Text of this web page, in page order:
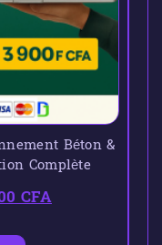
Béton &
Complète
CFA